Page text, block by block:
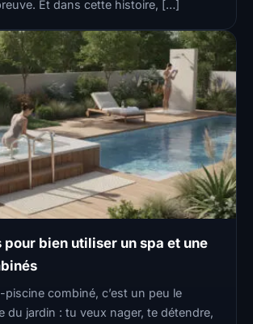
Et dans cette histoire, […]
pour bien utiliser un spa et une
piscine combiné, c’est un peu le
du jardin : tu veux nager, te détendre,